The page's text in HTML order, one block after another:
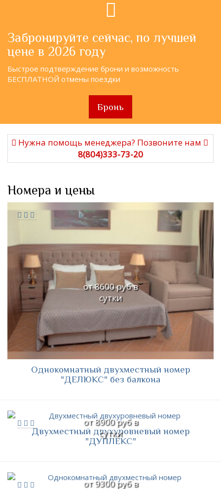
Забронируйте сейчас, по лучшей
цене в 2026 году
Быстрое подтверждение брони и возможность
БЕСПЛАТНОЙ отмены поездки
Бронь
Нужна помощь менеджера? Позвоните нам
8(804)333-73-20
Номера и цены
от 8600 руб в
сутки
Однокомнатный двухместный номер
"ДЕЛЮКС" без балкона
от 8900 руб в
сутки
Двухместный двухуровневый номер
"ДУПЛЕКС"
от 9300 руб в